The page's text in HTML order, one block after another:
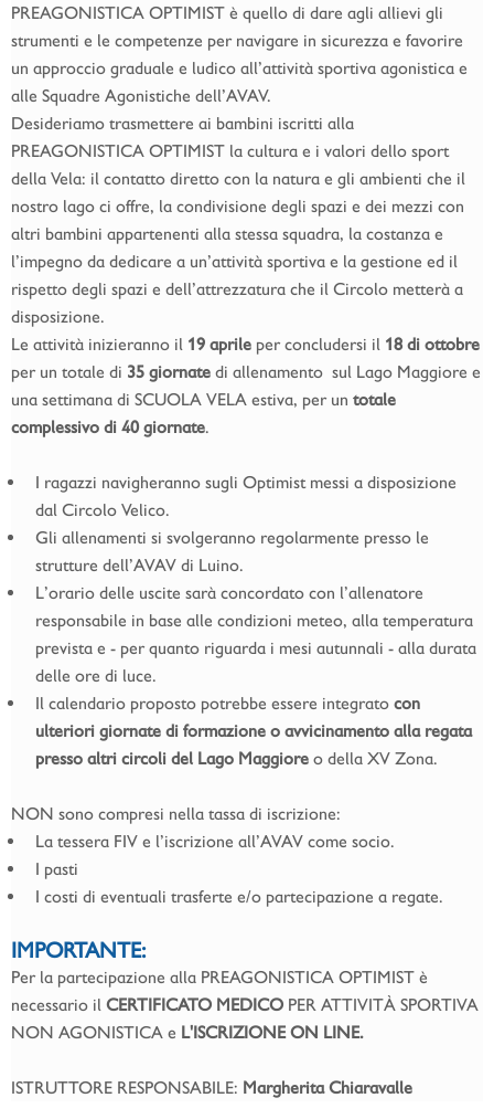
PREAGONISTICA OPTIMIST è quello di dare agli allievi gli
strumenti e le competenze per navigare in sicurezza e favorire
un approccio graduale e ludico all’attività sportiva agonistica e
alle Squadre Agonistiche dell’AVAV.
Desideriamo trasmettere ai bambini iscritti alla
PREAGONISTICA OPTIMIST la cultura e i valori dello sport
della Vela: il contatto diretto con la natura e gli ambienti che il
nostro lago ci offre, la condivisione degli spazi e dei mezzi con
altri bambini appartenenti alla stessa squadra, la costanza e
l’impegno da dedicare a un’attività sportiva e la gestione ed il
rispetto degli spazi e dell’attrezzatura che il Circolo metterà a
disposizione.
Le attività inizieranno il 19 aprile per concludersi il 18 di ottobre
per un totale di 35 giornate di allenamento sul Lago Maggiore e
una settimana di SCUOLA VELA estiva, per un totale
complessivo di 40 giornate.
I ragazzi navigheranno sugli Optimist messi a disposizione
dal Circolo Velico.
Gli allenamenti si svolgeranno regolarmente presso le
strutture dell’AVAV di Luino.
L’orario delle uscite sarà concordato con l’allenatore
responsabile in base alle condizioni meteo, alla temperatura
prevista e - per quanto riguarda i mesi autunnali - alla durata
delle ore di luce.
Il calendario proposto potrebbe essere integratocon
ulteriori giornate di formazione o avvicinamento alla regata
presso altri circoli del Lago Maggioreo della XV Zona.
NON sono compresi nella tassa di iscrizione:
La tessera FIV e l’iscrizione all’AVAV come socio.
I pasti
I costi di eventuali trasferte e/o partecipazione a regate.
IMPORTANTE:
Per la partecipazione alla PREAGONISTICA OPTIMIST è
necessario il CERTIFICATO MEDICO PER ATTIVITÀ SPORTIVA
NON AGONISTICA e L'ISCRIZIONE ON LINE.
ISTRUTTORE RESPONSABILE: Margherita Chiaravalle